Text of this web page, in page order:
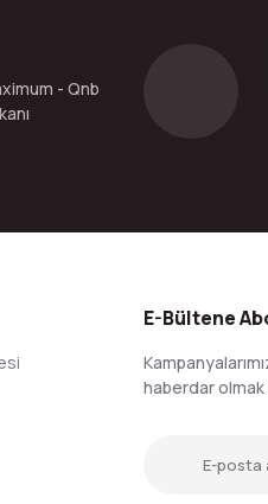
- Qnb
E-Bültene
haberdar